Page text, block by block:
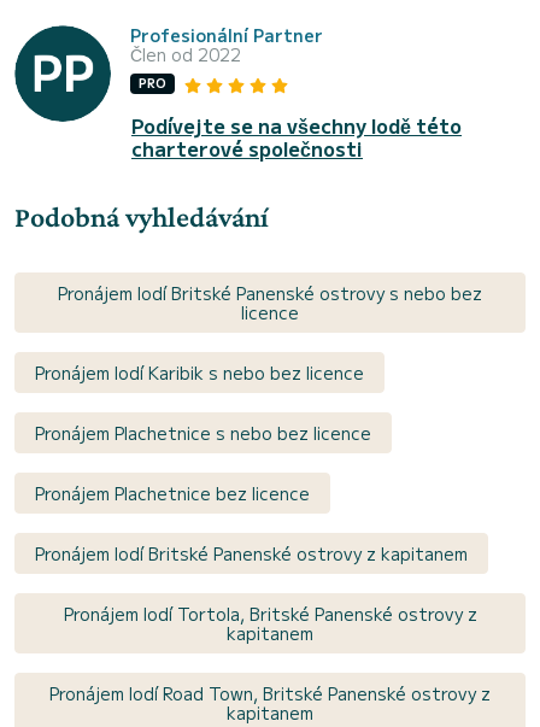
Profesionální Partner
Člen od 2022
PRO
Podívejte se na všechny lodě této
charterové společnosti
Podobná vyhledávání
Pronájem lodí Britské Panenské ostrovy s nebo bez
licence
Pronájem lodí Karibik s nebo bez licence
Pronájem Plachetnice s nebo bez licence
Pronájem Plachetnice bez licence
Pronájem lodí Britské Panenské ostrovy z kapitanem
Pronájem lodí Tortola, Britské Panenské ostrovy z
kapitanem
Pronájem lodí Road Town, Britské Panenské ostrovy z
kapitanem